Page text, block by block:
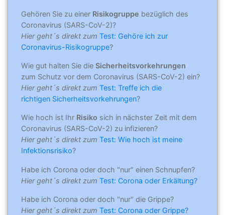
Gehören Sie zu einer Risikogruppe bezüglich des
Coronavirus (SARS-CoV-2)?
Hier geht´s direkt zum Test: Gehöre ich zur
Coronavirus-Risikogruppe?
Wie gut halten Sie die Sicherheitsvorkehrungen
zum Schutz vor dem Coronavirus (SARS-CoV-2) ein?
Hier geht´s direkt zum Test: Treffe ich die
richtigen Sicherheitsvorkehrungen?
Wie hoch ist Ihr Risiko sich in nächster Zeit mit dem
Coronavirus (SARS-CoV-2) zu infizieren?
Hier geht´s direkt zum Test: Wie hoch ist meine
Infektionsrisiko?
Habe ich Corona oder doch "nur" einen Schnupfen?
Hier geht´s direkt zum Test: Corona oder Erkältung?
Habe ich Corona oder doch "nur" die Grippe?
Hier geht´s direkt zum Test: Corona oder Grippe?